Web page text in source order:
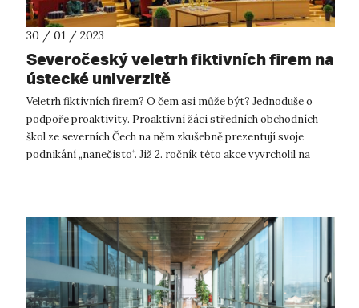
30 / 01 / 2023
Severočeský veletrh fiktivních firem na
ústecké univerzitě
Veletrh fiktivních firem? O čem asi může být? Jednoduše o
podpoře proaktivity. Proaktivní žáci středních obchodních
škol ze severních Čech na něm zkušebně prezentují svoje
podnikání „nanečisto“. Již 2. ročník této akce vyvrcholil na